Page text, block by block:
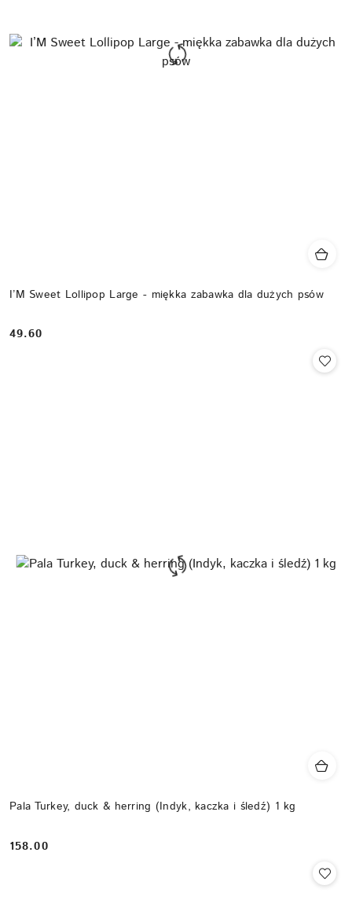
I’M Sweet Lollipop Large - miękka zabawka dla dużych psów
Cena:
49.60
Pala Turkey, duck & herring (Indyk, kaczka i śledź) 1 kg
Cena:
158.00